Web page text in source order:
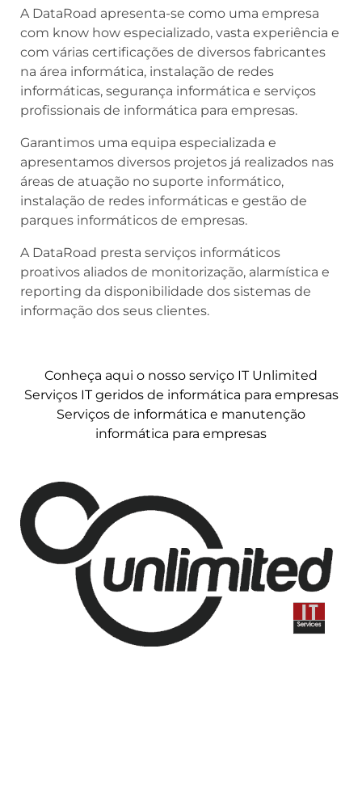
A DataRoad apresenta-se como uma empresa
com know how especializado, vasta experiência e
com várias certificações de diversos fabricantes
na área informática, instalação de redes
informáticas, segurança informática e serviços
profissionais de informática para empresas.
Garantimos uma equipa especializada e
apresentamos diversos projetos já realizados nas
áreas de atuação no suporte informático,
instalação de redes informáticas e gestão de
parques informáticos de empresas.
A DataRoad presta serviços informáticos
proativos aliados de monitorização, alarmística e
reporting da disponibilidade dos sistemas de
informação dos seus clientes.
Conheça aqui o nosso serviço IT Unlimited
Serviços IT geridos de informática para empresas
Serviços de informática e manutenção
informática para empresas